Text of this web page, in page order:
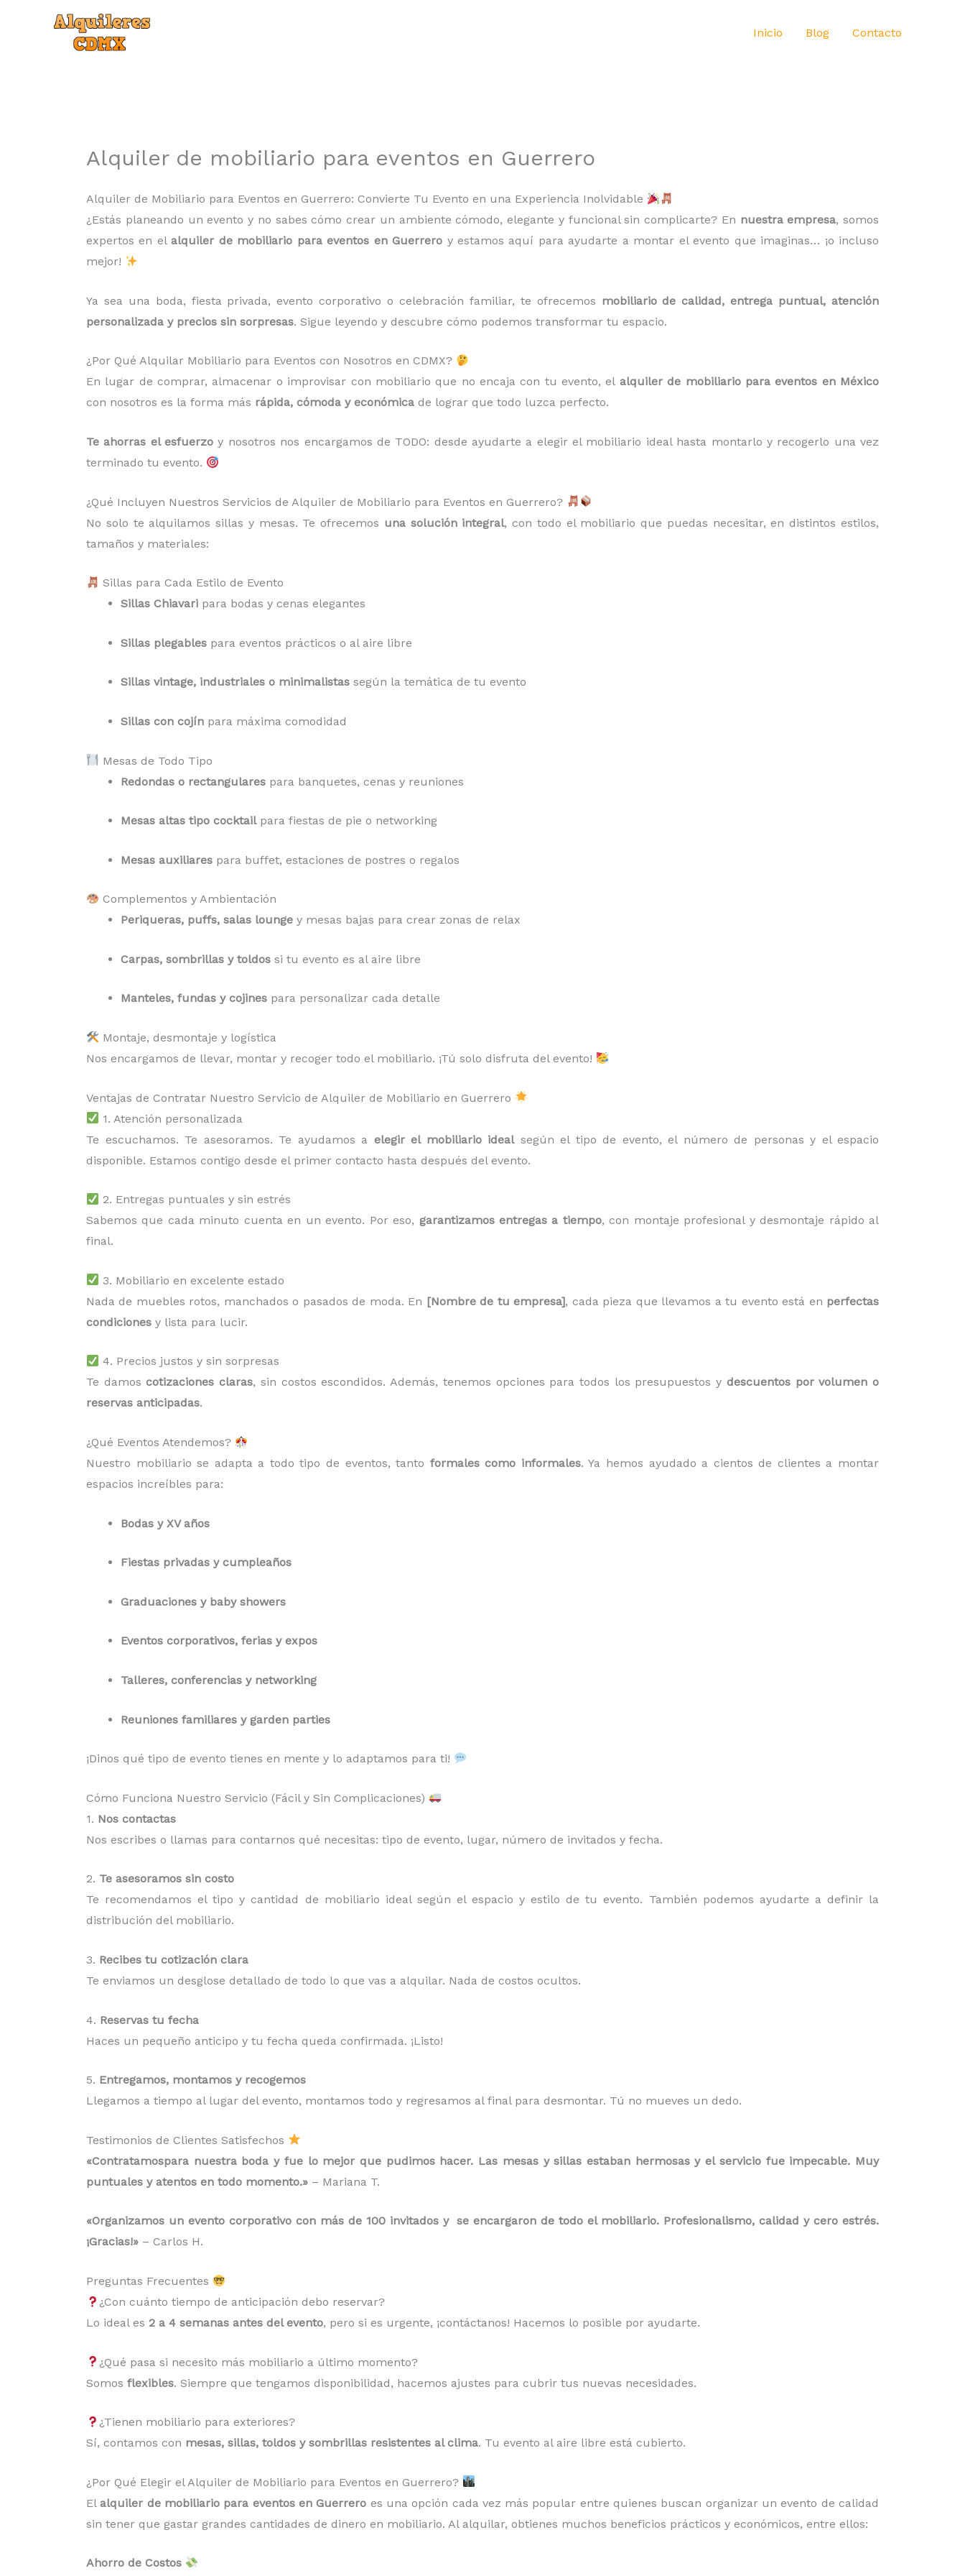
Inicio Blog Contacto
Alquiler de mobiliario para eventos en Guerrero
Alquiler de Mobiliario para Eventos en Guerrero: Convierte Tu Evento en una Experiencia Inolvidable
¿Estás planeando un evento y no sabes cómo crear un ambiente cómodo, elegante y funcional sin complicarte? En nuestra empresa, somos
expertos en elalquiler de mobiliario para eventos en Guerrero y estamos aquí para ayudarte a montar el evento que imaginas… ¡o incluso
mejor!
Ya sea una boda, fiesta privada, evento corporativo o celebración familiar, te ofrecemos mobiliario de calidad, entrega puntual, atención
personalizada y precios sin sorpresas. Sigue leyendo y descubre cómo podemos transformar tu espacio.
¿Por Qué Alquilar Mobiliario para Eventos con Nosotros en CDMX?
En lugar de comprar, almacenar o improvisar con mobiliario que no encaja con tu evento, el alquiler de mobiliario para eventos en México
con nosotros es la forma más rápida, cómoda y económica de lograr que todo luzca perfecto.
Te ahorras el esfuerzo y nosotros nos encargamos de TODO: desde ayudarte a elegir el mobiliario ideal hasta montarlo y recogerlo una vez
terminado tu evento.
¿Qué Incluyen Nuestros Servicios de Alquiler de Mobiliario para Eventos en Guerrero?
No solo te alquilamos sillas y mesas. Te ofrecemos una solución integral, con todo el mobiliario que puedas necesitar, en distintos estilos,
tamaños y materiales:
Sillas para Cada Estilo de Evento
Sillas Chiavari para bodas y cenas elegantes
Sillas plegables para eventos prácticos o al aire libre
Sillas vintage, industriales o minimalistas según la temática de tu evento
Sillas con cojín para máxima comodidad
Mesas de Todo Tipo
Redondas o rectangulares para banquetes, cenas y reuniones
Mesas altas tipo cocktailpara fiestas de pie o networking
Mesas auxiliares para buffet, estaciones de postres o regalos
Complementos y Ambientación
Periqueras, puffs, salas lounge y mesas bajas para crear zonas de relax
Carpas, sombrillas y toldos si tu evento es al aire libre
Manteles, fundas y cojines para personalizar cada detalle
Montaje, desmontaje y logística
Nos encargamos de llevar, montar y recoger todo el mobiliario. ¡Tú solo disfruta del evento!
Ventajas de Contratar Nuestro Servicio de Alquiler de Mobiliario en Guerrero
1. Atención personalizada
Te escuchamos. Te asesoramos. Te ayudamos a elegir el mobiliario idealsegún el tipo de evento, el número de personas y el espacio
disponible. Estamos contigo desde el primer contacto hasta después del evento.
2. Entregas puntuales y sin estrés
Sabemos que cada minuto cuenta en un evento. Por eso, garantizamos entregas a tiempo, con montaje profesional y desmontaje rápido al
final.
3. Mobiliario en excelente estado
Nada de muebles rotos, manchados o pasados de moda. En [Nombre de tu empresa], cada pieza que llevamos a tu evento está en perfectas
condiciones y lista para lucir.
4. Precios justos y sin sorpresas
Te damoscotizaciones claras, sin costos escondidos. Además, tenemos opciones para todos los presupuestos y descuentos por volumen o
reservas anticipadas.
¿Qué Eventos Atendemos?
Nuestro mobiliario se adapta a todo tipo de eventos, tanto formales como informales. Ya hemos ayudado a cientos de clientes a montar
espacios increíbles para:
Bodas y XV años
Fiestas privadas y cumpleaños
Graduaciones y baby showers
Eventos corporativos, ferias y expos
Talleres, conferencias y networking
Reuniones familiares y garden parties
¡Dinos qué tipo de evento tienes en mente y lo adaptamos para ti!
Cómo Funciona Nuestro Servicio (Fácil y Sin Complicaciones)
1. Nos contactas
Nos escribes o llamas para contarnos qué necesitas: tipo de evento, lugar, número de invitados y fecha.
2. Te asesoramos sin costo
Te recomendamos el tipo y cantidad de mobiliario ideal según el espacio y estilo de tu evento. También podemos ayudarte a definir la
distribución del mobiliario.
3. Recibes tu cotización clara
Te enviamos un desglose detallado de todo lo que vas a alquilar. Nada de costos ocultos.
4. Reservas tu fecha
Haces un pequeño anticipo y tu fecha queda confirmada. ¡Listo!
5. Entregamos, montamos y recogemos
Llegamos a tiempo al lugar del evento, montamos todo y regresamos al final para desmontar. Tú no mueves un dedo.
Testimonios de Clientes Satisfechos
«Contratamospara nuestra boda y fue lo mejor que pudimos hacer. Las mesas y sillas estaban hermosas y el servicio fue impecable. Muy
puntuales y atentos en todo momento.» – Mariana T.
«Organizamos un evento corporativo con más de 100 invitados y se encargaron de todo el mobiliario. Profesionalismo, calidad y cero estrés.
¡Gracias!» – Carlos H.
Preguntas Frecuentes
¿Con cuánto tiempo de anticipación debo reservar?
Lo ideal es 2 a 4 semanas antes del evento, pero si es urgente, ¡contáctanos! Hacemos lo posible por ayudarte.
¿Qué pasa si necesito más mobiliario a último momento?
Somos flexibles. Siempre que tengamos disponibilidad, hacemos ajustes para cubrir tus nuevas necesidades.
¿Tienen mobiliario para exteriores?
Sí, contamos con mesas, sillas, toldos y sombrillas resistentes al clima. Tu evento al aire libre está cubierto.
¿Por Qué Elegir el Alquiler de Mobiliario para Eventos en Guerrero?
Elalquiler de mobiliario para eventos en Guerrero es una opción cada vez más popular entre quienes buscan organizar un evento de calidad
sin tener que gastar grandes cantidades de dinero en mobiliario. Al alquilar, obtienes muchos beneficios prácticos y económicos, entre ellos:
Ahorro de Costos